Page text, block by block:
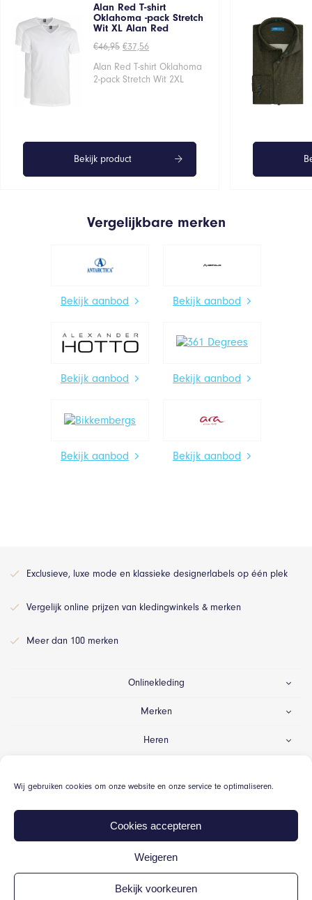
Wij gebruiken cookies om onze website en onze service te optimaliseren.
Cookies accepteren
Weigeren
Bekijk voorkeuren
Alan Red T-shirt
Oklahoma -pack Stretch
Wit XL Alan Red
€46,95 Oorspronkelijke
was:
€46,95.
€37,56Huidige
is:
€37,56.
Alan Red T-shirt Oklahoma
2-pack Stretch Wit 2XL
Bekijk product
Vergelijkbare merken
Bekijk aanbod Bekijk aanbod
Bekijk aanbod Bekijk aanbod
Bekijk aanbod Bekijk aanbod
Exclusieve, luxe mode en klassieke designerlabels op één plek
Vergelijk online prijzen van kledingwinkels & merken
Meer dan 100 merken
Onlinekleding
Merken
Heren
Algemene voorwaarden
Cookiebeleid